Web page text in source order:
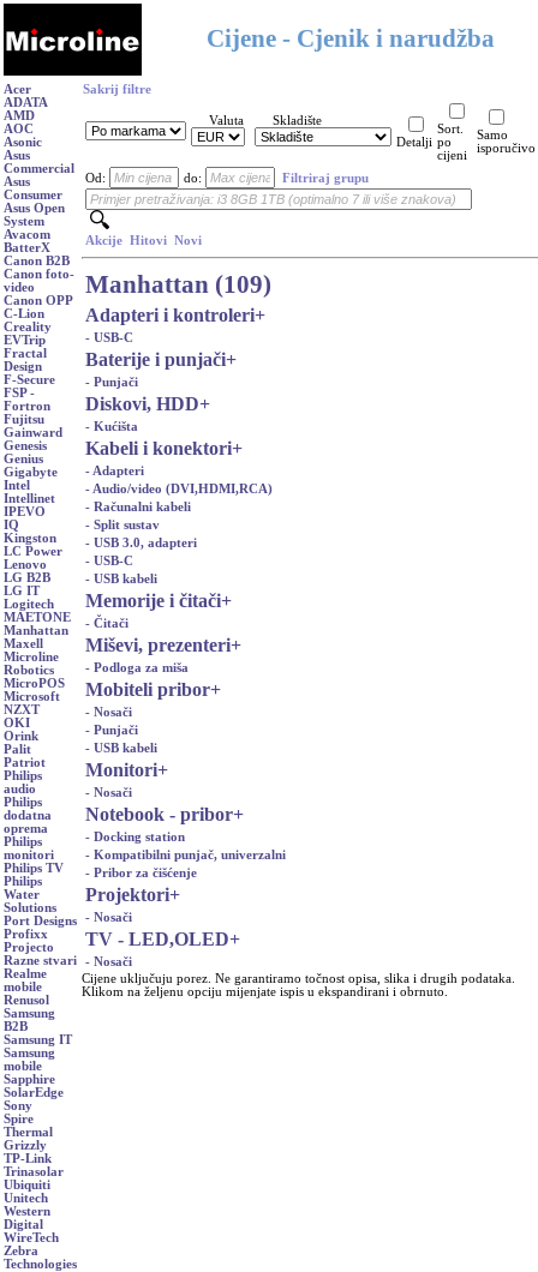
Cijene - Cjenik i narudžba
Acer
ADATA
AMD
AOC
Asonic
Asus
Commercial
Asus
Consumer
Asus Open
System
Avacom
BatterX
Canon B2B
Canon foto-
video
Canon OPP
C-Lion
Creality
EVTrip
Fractal
Design
F-Secure
FSP -
Fortron
Fujitsu
Gainward
Genesis
Genius
Gigabyte
Intel
Intellinet
IPEVO
IQ
Kingston
LC Power
Lenovo
LG B2B
LG IT
Logitech
MAETONE
Manhattan
Maxell
Microline
Robotics
MicroPOS
Microsoft
NZXT
OKI
Orink
Palit
Patriot
Philips
audio
Philips
dodatna
oprema
Philips
monitori
Philips TV
Philips
Water
Solutions
Port Designs
Profixx
Projecto
Razne stvari
Realme
mobile
Renusol
Samsung
B2B
Samsung IT
Samsung
mobile
Sapphire
SolarEdge
Sony
Spire
Thermal
Grizzly
TP-Link
Trinasolar
Ubiquiti
Unitech
Western
Digital
WireTech
Zebra
Technologies
Sakrij filtre
Valuta
Skladište
Detalji
Sort.
po
cijeni
Samo
isporučivo
Od: do: Filtriraj grupu
Akcije Hitovi Novi
Manhattan (109)
Adapteri i kontroleri+
- USB-C
Baterije i punjači+
- Punjači
Diskovi, HDD+
- Kućišta
Kabeli i konektori+
- Adapteri
- Audio/video (DVI,HDMI,RCA)
- Računalni kabeli
- Split sustav
- USB 3.0, adapteri
- USB-C
- USB kabeli
Memorije i čitači+
- Čitači
Miševi, prezenteri+
- Podloga za miša
Mobiteli pribor+
- Nosači
- Punjači
- USB kabeli
Monitori+
- Nosači
Notebook - pribor+
- Docking station
- Kompatibilni punjač, univerzalni
- Pribor za čišćenje
Projektori+
- Nosači
TV - LED,OLED+
- Nosači
Cijene uključuju porez. Ne garantiramo točnost opisa, slika i drugih podataka.
Klikom na željenu opciju mijenjate ispis u ekspandirani i obrnuto.